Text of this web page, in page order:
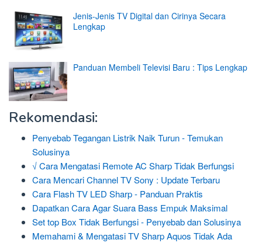
Jenis-Jenis TV Digital dan Cirinya Secara
Lengkap
Panduan Membeli Televisi Baru : Tips Lengkap
Rekomendasi:
Penyebab Tegangan Listrik Naik Turun - Temukan
Solusinya
√ Cara Mengatasi Remote AC Sharp Tidak Berfungsi
Cara Mencari Channel TV Sony : Update Terbaru
Cara Flash TV LED Sharp - Panduan Praktis
Dapatkan Cara Agar Suara Bass Empuk Maksimal
Set top Box Tidak Berfungsi - Penyebab dan Solusinya
Memahami & Mengatasi TV Sharp Aquos Tidak Ada